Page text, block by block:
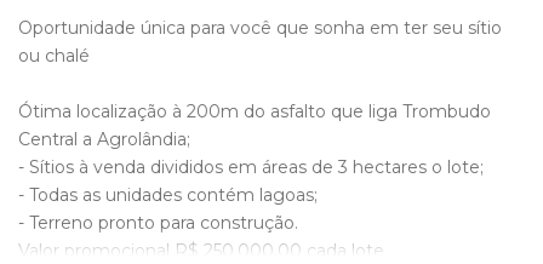
Oportunidade única para você que sonha em ter seu sítio
ou chalé
Ótima localização à 200m do asfalto que liga Trombudo
Central a Agrolândia;
- Sítios à venda divididos em áreas de 3 hectares o lote;
- Todas as unidades contém lagoas;
- Terreno pronto para construção.
Valor promocional R$ 250.000,00 cada lote.